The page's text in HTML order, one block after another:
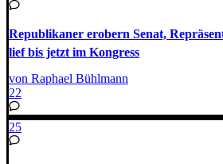
Republikaner erobern Senat,
lief bis jetzt im Kongress
von Raphael Bühlmann
22
25